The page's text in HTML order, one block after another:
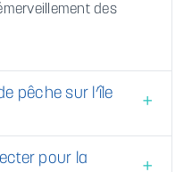
des
pêche sur l’île
pour la